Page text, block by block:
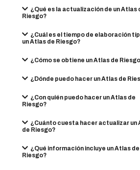
¿Qué es la actualización de un Atlas
Riesgo?
¿Cuál es el tiempo de elaboración
un Atlas de Riesgo?
¿Cómo se obtiene un Atlas de
¿Dónde puedo hacer un Atlas de
¿Con quién puedo hacer un Atlas de
Riesgo?
¿Cuánto cuesta hacer actualizar un
de Riesgo?
¿Qué información incluye un Atlas de
Riesgo?